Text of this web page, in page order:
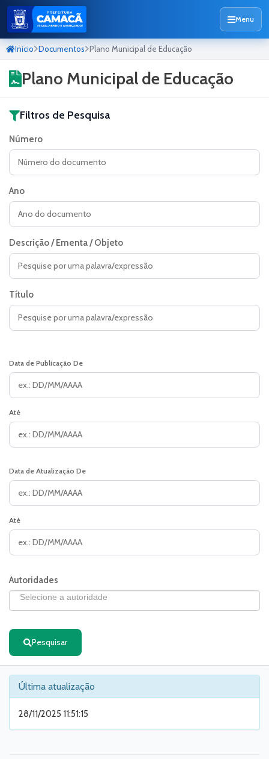
Menu
Início Documentos Plano Municipal de Educação
Plano Municipal de Educação
Filtros de Pesquisa
Número
Ano
Descrição / Ementa / Objeto
Título
Data de Publicação De
Até
Data de Atualização De
Até
Autoridades
Pesquisar
Última atualização
28/11/2025 11:51:15